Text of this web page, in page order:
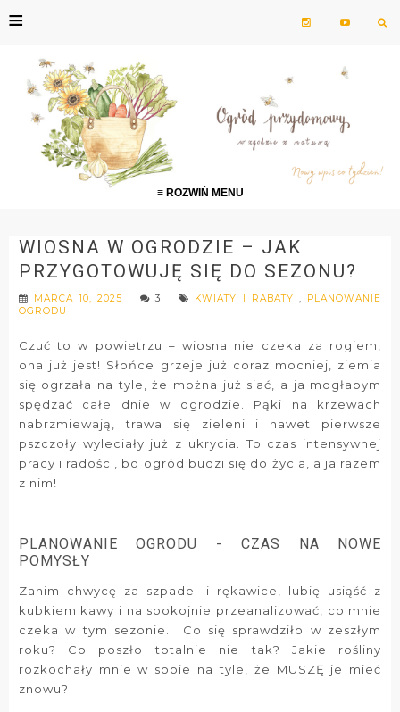
≡
≡ ROZWIŃ MENU
WIOSNA W OGRODZIE – JAK
PRZYGOTOWUJĘ SIĘ DO SEZONU?
MARCA 10, 2025 3 KWIATY I RABATY, PLANOWANIE
OGRODU
Czuć to w powietrzu – wiosna nie czeka za rogiem,
ona już jest! Słońce grzeje już coraz mocniej, ziemia
się ogrzała na tyle, że można już siać, a ja mogłabym
spędzać całe dnie w ogrodzie. Pąki na krzewach
nabrzmiewają, trawa się zieleni i nawet pierwsze
pszczoły wyleciały już z ukrycia. To czas intensywnej
pracy i radości, bo ogród budzi się do życia, a ja razem
z nim!
PLANOWANIE OGRODU - CZAS NA NOWE
POMYSŁY
Zanim chwycę za szpadel i rękawice, lubię usiąść z
kubkiem kawy i na spokojnie przeanalizować, co mnie
czeka w tym sezonie. Co się sprawdziło w zeszłym
roku? Co poszło totalnie nie tak? Jakie rośliny
rozkochały mnie w sobie na tyle, że MUSZĘ je mieć
znowu?